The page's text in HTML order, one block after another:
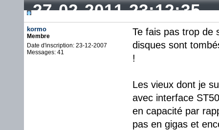
27-02-2011 23:12:35
kormo
Membre
Date d'inscription: 23-12-2007
Messages: 41
Te fais pas trop de
disques sont
!
Les vieux dont je
avec interface
en capacité par
pas en gigas et